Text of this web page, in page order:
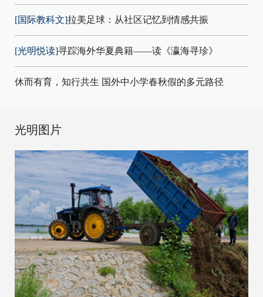
[国际教科文]拉美足球：从社区记忆到情感共振
[光明悦读]寻踪海外华夏典籍——读《瀛海寻珍》
休而有育，知行共生 国外中小学春秋假的多元路径
光明图片